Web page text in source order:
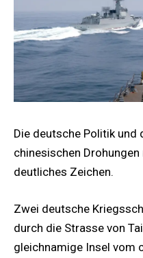
Die deutsche Politik und
chinesischen
deutliches Zeichen.
Zwei deutsche
durch die Strasse von
gleichnamige Insel vom